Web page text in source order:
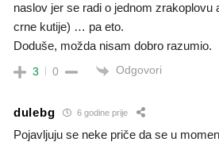
naslov jer se radi o jednom zrakoplovu
crne kutije) … pa eto.
Doduše, možda nisam dobro razumio.
3 0 Odgovori
dulebg 6 godine prije
Pojavljuju se neke priče da se u